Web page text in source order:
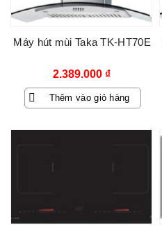
Máy hút mùi Taka TK-HT70E
2.389.000 ₫
Thêm vào giỏ hàng